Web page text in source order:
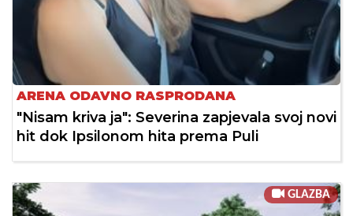
ARENA ODAVNO RASPRODANA
"Nisam kriva ja": Severina zapjevala svoj novi
hit dok Ipsilonom hita prema Puli
GLAZBA